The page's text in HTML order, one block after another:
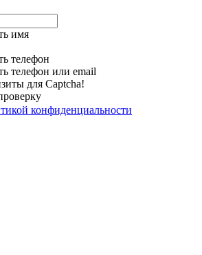
имя
телефон
телефон или email
для Captcha!
конфиденциальности